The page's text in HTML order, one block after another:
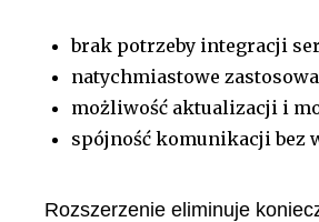
brak potrzeby integracji
natychmiastowe
możliwość aktualizacji i
spójność komunikacji bez
Rozszerzenie eliminuje